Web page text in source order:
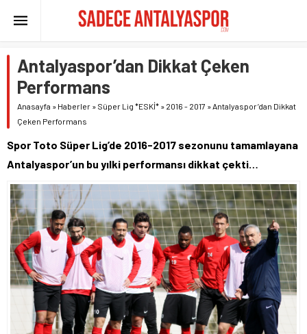
Antalyaspor’dan Dikkat Çeken
Performans
Anasayfa » Haberler » Süper Lig *ESKİ* » 2016 - 2017 »Antalyaspor’dan Dikkat
Çeken Performans
Spor Toto Süper Lig’de 2016-2017 sezonunu tamamlayana
Antalyaspor’un bu yılki performansı dikkat çekti…